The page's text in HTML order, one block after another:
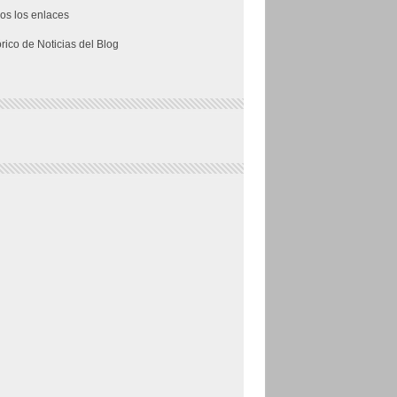
los enlaces
de Noticias del Blog